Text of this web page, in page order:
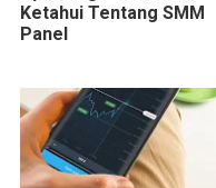
Ketahui Tentang SMM
Panel